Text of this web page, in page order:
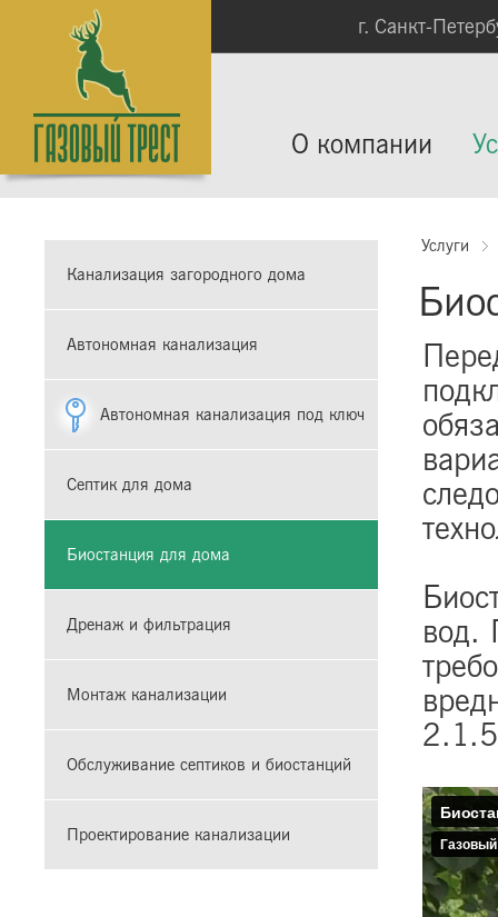
г. Санкт-
О компании
Канализация загородного дома
Автономная канализация
Автономная канализация под ключ
Септик для дома
Биостанция для дома
Дренаж и фильтрация
Монтаж канализации
Обслуживание септиков и биостанций
Проектирование канализации
Услуги
вод.